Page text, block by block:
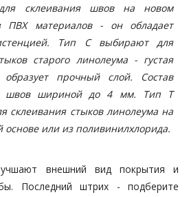
склеивания швов на новом
ПВХ материалов - он обладает
Тип С выбирают для
старого линолеума - густая
образует прочный слой. Состав
швов шириной до 4 мм. Тип Т
склеивания стыков линолеума на
основе или из поливинилхлорида.
внешний вид покрытия и
Последний штрих - подберите